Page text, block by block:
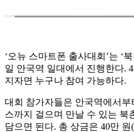
‘오뉴 스마트폰 출사대회’는 ‘
일 안국역 일대에서 진행한다.
지자면 누구나 참여 가능하다.
대회 참가자들은 안국역에서
스까지 걸으며 만날 수 있는 북
담으면 된다. 총 상금은 40만